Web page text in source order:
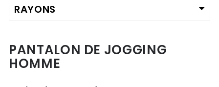
PANTALON DE JOGGING
HOMME